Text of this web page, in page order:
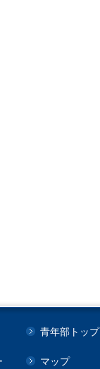
青年部トップ
マップ